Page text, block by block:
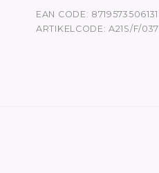
EAN CODE: 8719573506131
ARTIKELCODE: A21S/F/037